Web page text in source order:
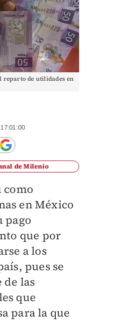
reparto de utilidades en
de Milenio
como
en México
pago
que por
a los
pues se
de las
que
para la que